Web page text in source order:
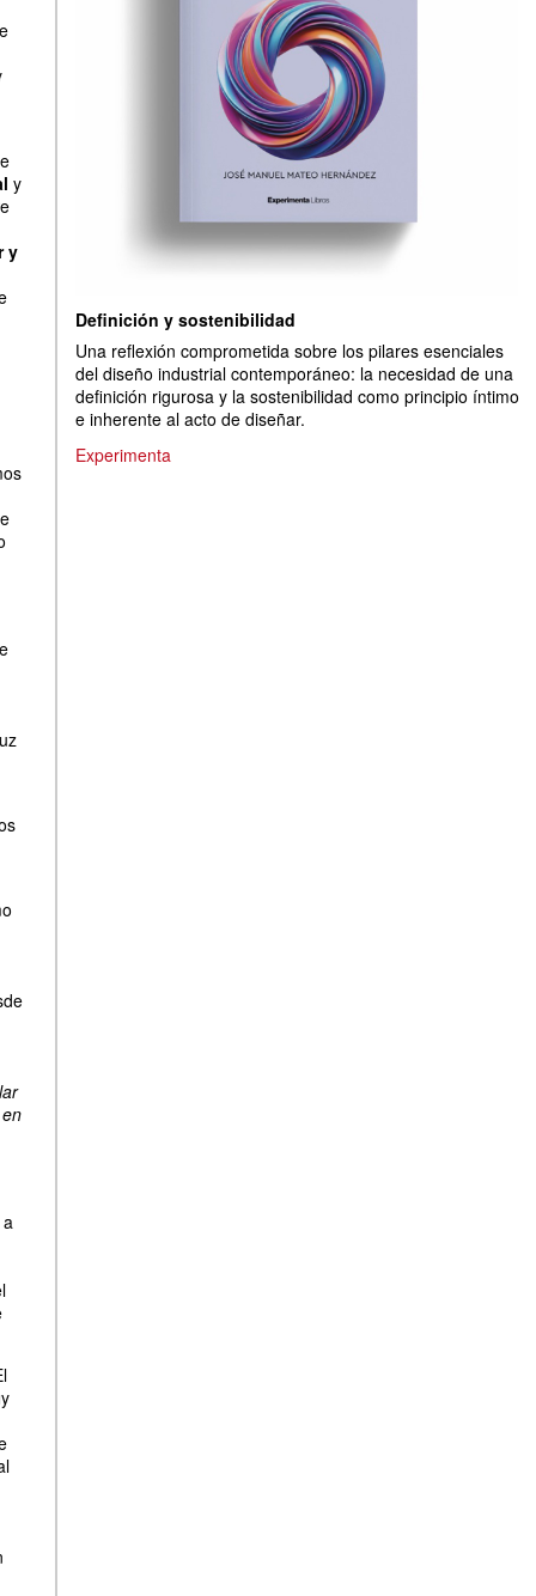
y
y
Definición y sostenibilidad
Una reflexión comprometida sobre los pilares esenciales
del diseño industrial contemporáneo: la necesidad de una
definición rigurosa y la sostenibilidad como principio íntimo
e inherente al acto de diseñar.
Experimenta